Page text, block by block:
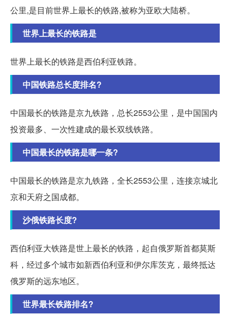
公里,是目前世界上最长的铁路,被称为亚欧大陆桥。
世界上最长的铁路是
世界上最长的铁路是西伯利亚铁路。
中国铁路总长度排名?
中国最长的铁路是京九铁路，总长2553公里，是中国国内
投资最多、一次性建成的最长双线铁路。
中国最长的铁路是哪一条?
中国最长的铁路是京九铁路，全长2553公里，连接京城北
京和天府之国成都。
沙俄铁路长度?
西伯利亚大铁路是世上最长的铁路，起自俄罗斯首都莫斯
科，经过多个城市如新西伯利亚和伊尔库茨克，最终抵达
俄罗斯的远东地区。
世界最长铁路排名?